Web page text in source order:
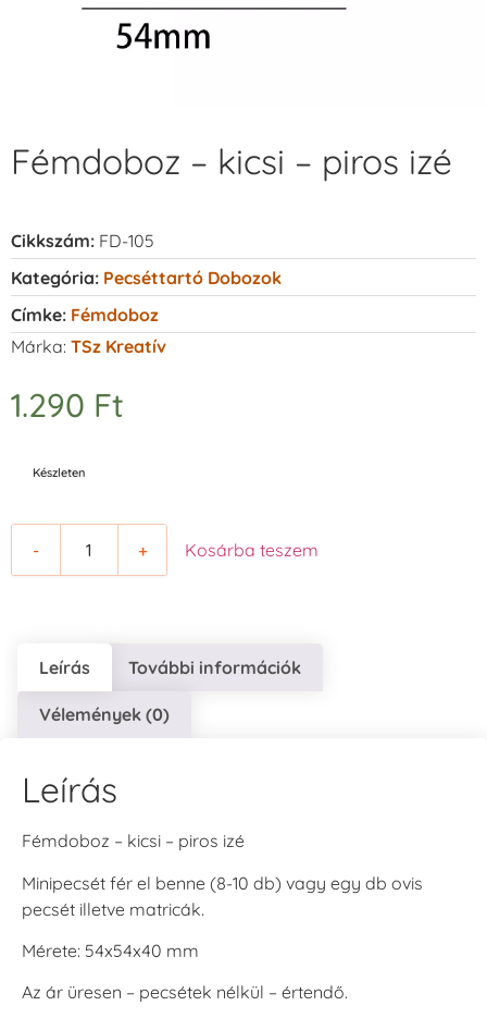
Fémdoboz – kicsi – piros izé
Cikkszám: FD-105
Kategória: Pecséttartó Dobozok
Címke: Fémdoboz
Márka: TSz Kreatív
1.290 Ft
Készleten
- + Kosárba teszem
Leírás További információk
Vélemények (0)
Leírás
Fémdoboz – kicsi – piros izé
Minipecsét fér el benne (8-10 db) vagy egy db ovis
pecsét illetve matricák.
Mérete: 54x54x40 mm
Az ár üresen – pecsétek nélkül – értendő.